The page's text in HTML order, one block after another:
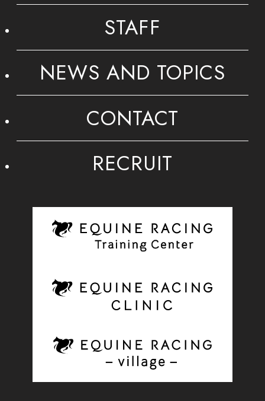
STAFF
NEWS AND TOPICS
CONTACT
RECRUIT